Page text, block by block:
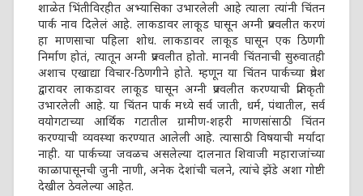
शाळेत भिंतीविरहीत अभ्यासिका उभारलेली आहे त्याला त्यांनी चिंतन
पार्क नाव दिलेलं आहे. लाकडावर लाकूड घासून अग्नी प्रज्वलीत करणं
हा माणसाचा पहिला शोध. लाकडावर लाकूड घासून एक ठिणगी
निर्माण होतं, त्यातून अग्नी प्रज्वलीत होतो. मानवी चिंतनाची सुरुवातही
अशाच एखाद्या विचार-ठिणगीने होते. म्हणून या चिंतन पार्कच्या प्रवेश
द्वारावर लाकडावर लाकूड घासून अग्नी प्रज्वलीत करण्याची प्रतिकृती
उभारलेली आहे. या चिंतन पार्क मध्ये सर्व जाती, धर्म, पंथातील, सर्व
वयोगटाच्या आर्थिक गटातील ग्रामीण-शहरी माणसांसाठी चिंतन
करण्याची व्यवस्था करण्यात आलेली आहे. त्यासाठी विषयाची मर्यादा
नाही. या पार्कच्या जवळच असलेल्या दालनात शिवाजी महाराजांच्या
काळापासूनची जुनी नाणी, अनेक देशांची चलने, त्यांचे झेंडे अशा गोष्टी
देखील ठेवलेल्या आहेत.